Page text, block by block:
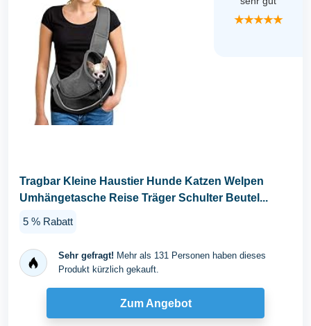
★★★★★
Tragbar Kleine Haustier Hunde Katzen Welpen
Umhängetasche Reise Träger Schulter Beutel...
5 % Rabatt
Sehr gefragt! Mehr als 131 Personen haben dieses
Produkt kürzlich gekauft.
Zum Angebot